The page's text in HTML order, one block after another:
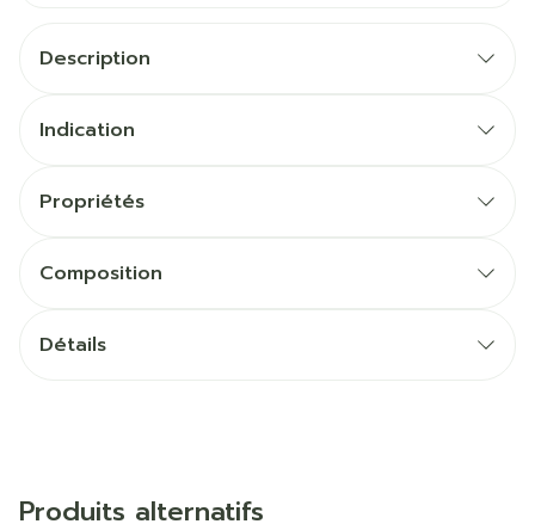
Description
Indication
Propriétés
Composition
Détails
Produits alternatifs